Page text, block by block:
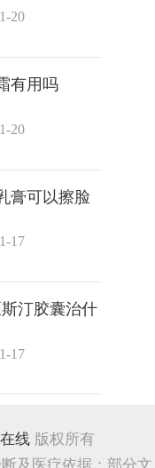
20
有用吗
20
膏可以擦脸
17
汀胶囊治什
17
线 版权所有